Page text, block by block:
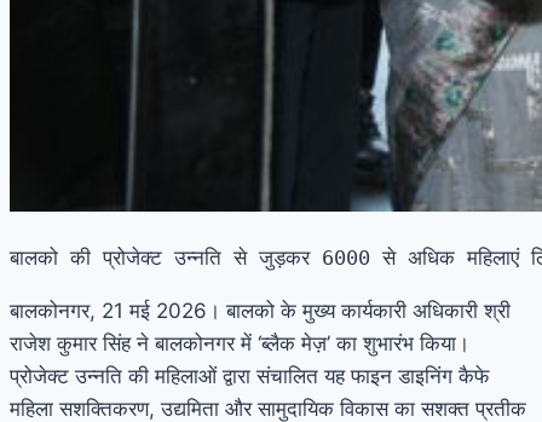
बालको की प्रोजेक्ट उन्नति से जुड़कर 6000 से अधिक महिलाएं
बालकोनगर, 21 मई 2026। बालको के मुख्य कार्यकारी अधिकारी श्री
राजेश कुमार सिंह ने बालकोनगर में ‘ब्लैक मेज़’ का शुभारंभ किया।
प्रोजेक्ट उन्नति की महिलाओं द्वारा संचालित यह फाइन डाइनिंग कैफे
महिला सशक्तिकरण, उद्यमिता और सामुदायिक विकास का सशक्त प्रतीक